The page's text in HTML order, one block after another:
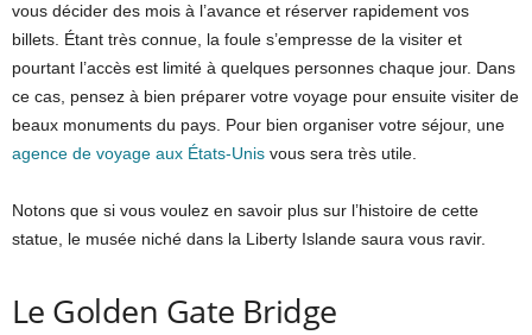
vous décider des mois à l’avance et réserver rapidement vos
billets. Étant très connue, la foule s’empresse de la visiter et
pourtant l’accès est limité à quelques personnes chaque jour. Dans
ce cas, pensez à bien préparer votre voyage pour ensuite visiter de
beaux monuments du pays. Pour bien organiser votre séjour, une
agence de voyage aux États-Unis vous sera très utile.
Notons que si vous voulez en savoir plus sur l’histoire de cette
statue, le musée niché dans la Liberty Islande saura vous ravir.
Le Golden Gate Bridge